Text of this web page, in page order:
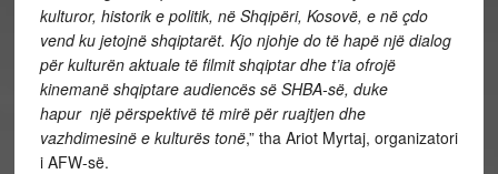
kulturor, historik e politik, në Shqipëri, Kosovë, e në çdo
vend ku jetojnë shqiptarët. Kjo njohje do të hapë një dialog
për kulturën aktuale të filmit shqiptar dhe t’ia ofrojë
kinemanë shqiptare audiencës së SHBA-së, duke
hapur një përspektivë të mirë për ruajtjen dhe
vazhdimesinë e kulturës tonë,” tha Ariot Myrtaj, organizatori
i AFW-së.